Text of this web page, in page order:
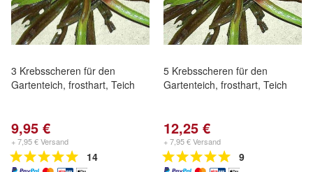
3 Krebsscheren für den
Gartenteich, frosthart, Teich
9,95 €
+ 7,95 € Versand
14
5 Krebsscheren für den
Gartenteich, frosthart, Teich
12,25 €
+ 7,95 € Versand
9